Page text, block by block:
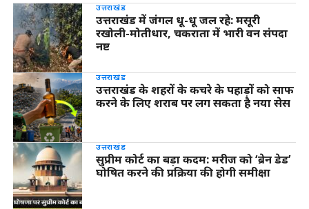
उत्तराखंड
उत्तराखंड में जंगल धू-धू जल रहे: मसूरी
रखोली-मोतीधार, चकराता में भारी वन संपदा
नष्ट
उत्तराखंड
उत्तराखंड के शहरों के कचरे के पहाड़ों को साफ
करने के लिए शराब पर लग सकता है नया सेस
उत्तराखंड
सुप्रीम कोर्ट का बड़ा कदम: मरीज को ‘ब्रेन डेड’
घोषित करने की प्रक्रिया की होगी समीक्षा